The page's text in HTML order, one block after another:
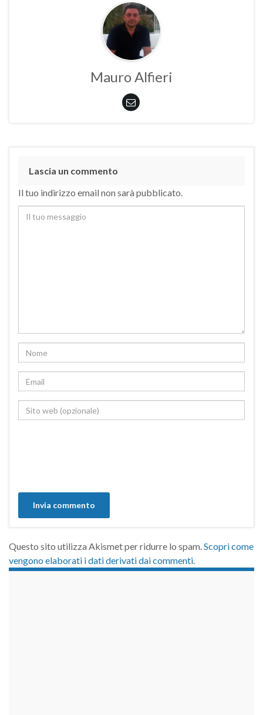
Mauro Alfieri
Lascia un commento
Il tuo indirizzo email non sarà pubblicato.
Questo sito utilizza Akismet per ridurre lo spam.Scopri come
vengono elaborati i dati derivati dai commenti.